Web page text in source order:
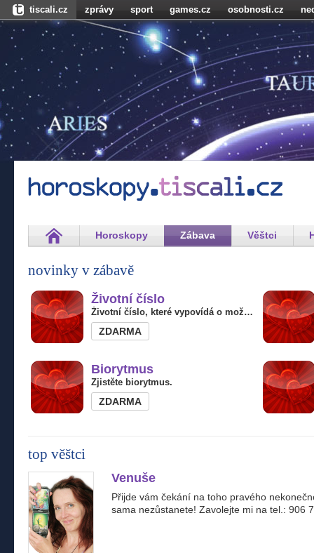
tiscali.cz zprávy sport games.cz osobnosti.cz
booom.cz
hadejfilm.cz dokina.cz ženy úschovna.cz
receptynadoma.cz
srovnám.cz bandzone.cz
doktorka.cz
freegames.cz
hadejhru.cz hadejosobnosti.cz cestování
doklubu.cz
Horoskopy Zábava Věštci
novinky v zábavě
Životní číslo
Životní číslo, které vypovídá o možnostech a životních cílech konkrétního člověka.
ZDARMA
Biorytmus
Zjistěte biorytmus.
ZDARMA
top věštci
Venuše
Přijde vám čekání na toho pravého
sama nezůstanete! Zavolejte mi na tel.: 906